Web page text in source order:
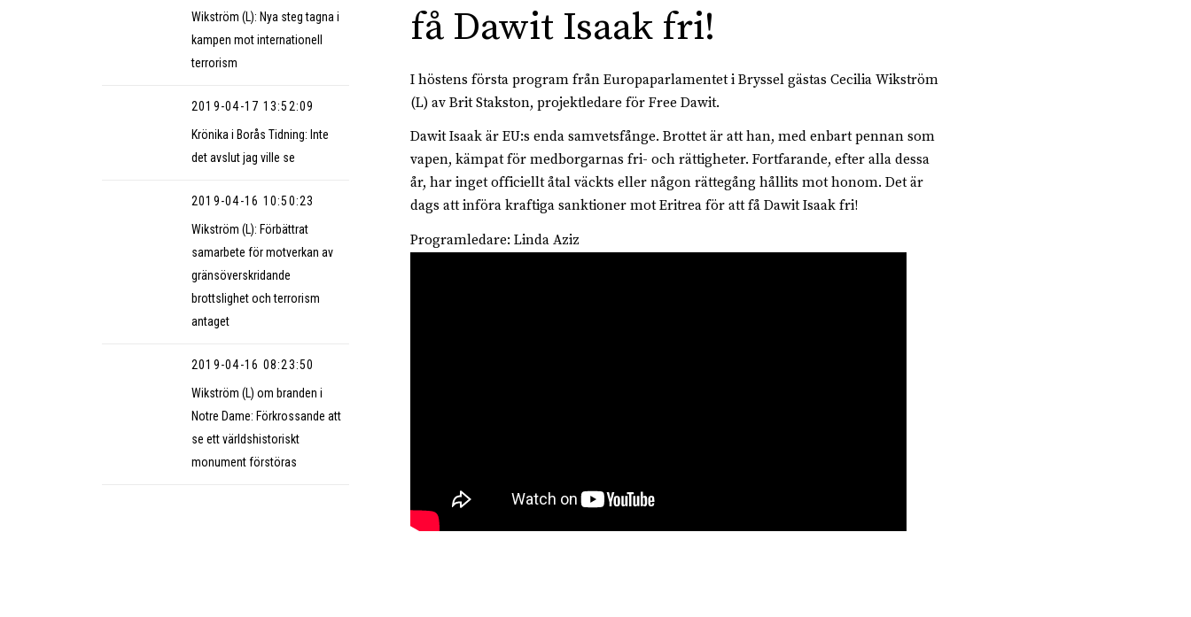
Wikström (L): Nya steg tagna i
kampen mot internationell
terrorism
2019-04-17 13:52:09
Krönika i Borås Tidning: Inte
det avslut jag ville se
2019-04-16 10:50:23
Wikström (L): Förbättrat
samarbete för motverkan av
gränsöverskridande
brottslighet och terrorism
antaget
2019-04-16 08:23:50
Wikström (L) om branden i
Notre Dame: Förkrossande att
se ett världshistoriskt
monument förstöras
få Dawit Isaak fri!
I höstens första program från Europaparlamentet i Bryssel gästas Cecilia Wikström
(L) av Brit Stakston, projektledare för Free Dawit.
Dawit Isaak är EU:s enda samvetsfånge. Brottet är att han, med enbart pennan som
vapen, kämpat för medborgarnas fri- och rättigheter. Fortfarande, efter alla dessa
år, har inget officiellt åtal väckts eller någon rättegång hållits mot honom. Det är
dags att införa kraftiga sanktioner mot Eritrea för att få Dawit Isaak fri!
Programledare: Linda Aziz